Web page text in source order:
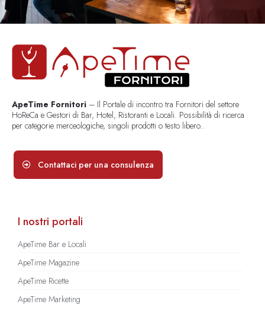
ApeTime Fornitori – Il Portale di incontro tra Fornitori del settore
HoReCa e Gestori di Bar, Hotel, Ristoranti e Locali. Possibilità di ricerca
per categorie merceologiche, singoli prodotti o testo libero..
Contattaci per una consulenza
I nostri portali
ApeTime Bar e Locali
ApeTime Magazine
ApeTime Ricette
ApeTime Marketing